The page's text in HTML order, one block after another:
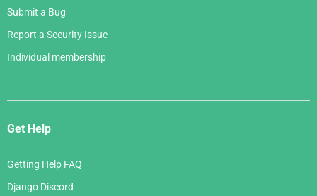
Submit a Bug
Report a Security Issue
Individual membership
Get Help
Getting Help FAQ
Django Discord